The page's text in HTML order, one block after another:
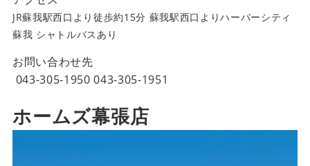
JR蘇我駅西口より徒歩約15分 蘇我駅西口よりハーバーシティ
蘇我 シャトルバスあり
お問い合わせ先
043-305-1950 043-305-1951
ホームズ幕張店